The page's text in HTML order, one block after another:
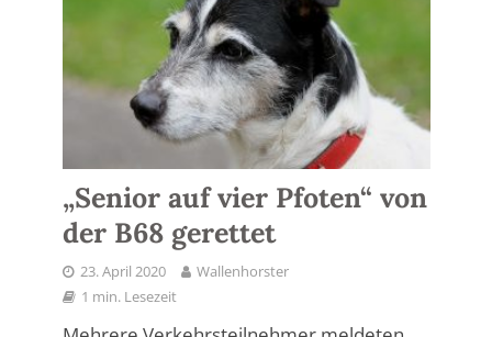
„Senior auf vier Pfoten“ von
der B68 gerettet
23. April 2020
Wallenhorster
1 min. Lesezeit